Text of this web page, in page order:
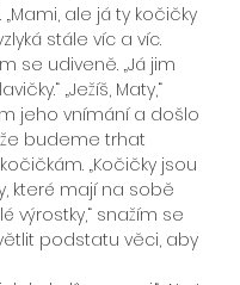
ale já ty kočičky
stále víc a víc.
se udiveně. „Já jim
„Ježíš, Maty,“
jeho vnímání a došlo
že budeme trhat
„Kočičky jsou
které mají na sobě
výrostky,“ snažím se
podstatu věci, aby